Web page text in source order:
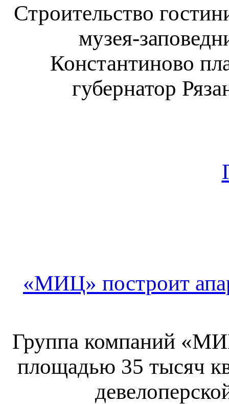
Строительство
музея-
Константиново
губернатор
«МИЦ» построит
Группа компаний
площадью 35 тысяч